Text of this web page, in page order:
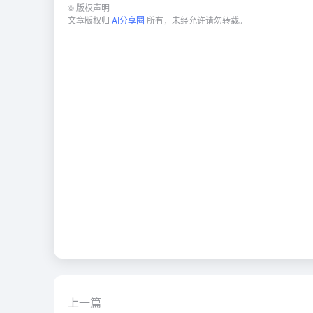
© 版权声明
文章版权归 AI分享圈 所有，未经允许请勿转载。
上一篇